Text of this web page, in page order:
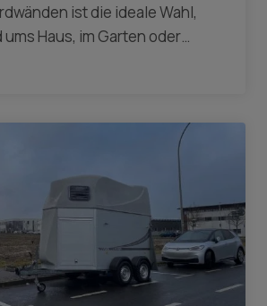
ist die ideale Wahl,
Haus, im Garten oder…